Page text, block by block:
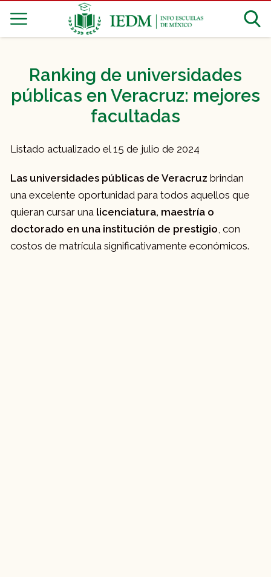
Ranking de universidades
públicas en Veracruz: mejores
facultadas
Listado actualizado el 15 de julio de 2024
Las universidades públicas de Veracruz brindan
una excelente oportunidad para todos aquellos que
quieran cursar una licenciatura, maestría o
doctorado en una institución de prestigio, con
costos de matrícula significativamente económicos.